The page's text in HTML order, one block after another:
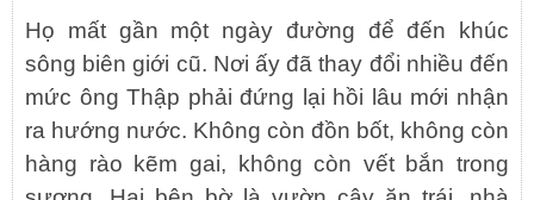
Họ mất gần một ngày đường để đến khúc
sông biên giới cũ. Nơi ấy đã thay đổi nhiều đến
mức ông Thập phải đứng lại hồi lâu mới nhận
ra hướng nước. Không còn đồn bốt, không còn
hàng rào kẽm gai, không còn vết bắn trong